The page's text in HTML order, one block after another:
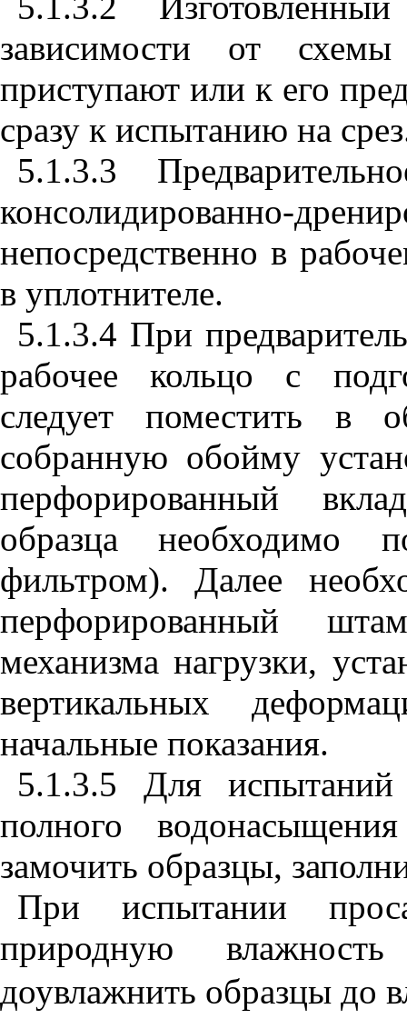
зависимости от
приступают или к его
сразу к испытанию на
5.1.3.3
консолидированно-
непосредственно в
в уплотнителе.
5.1.3.4 При
рабочее кольцо с
следует поместить в
собранную обойму
перфорированный
образца необходимо
фильтром). Далее
перфорированный
механизма нагрузки,
вертикальных
начальные показания.
5.1.3.5 Для испытаний
полного
замочить образцы,
При испытании
природную
доувлажнить образцы до